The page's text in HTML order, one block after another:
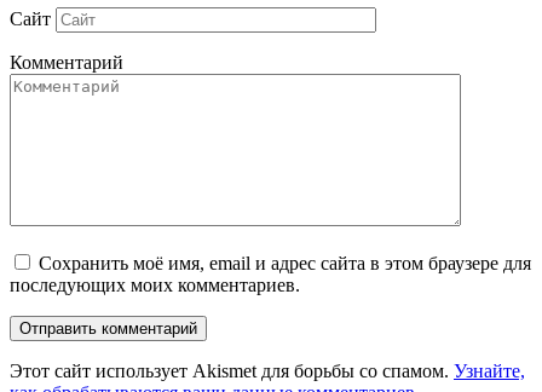
Сайт
Комментарий
Сохранить моё имя, email и адрес сайта в этом браузере для
последующих моих комментариев.
Этот сайт использует Akismet для борьбы со спамом. Узнайте,